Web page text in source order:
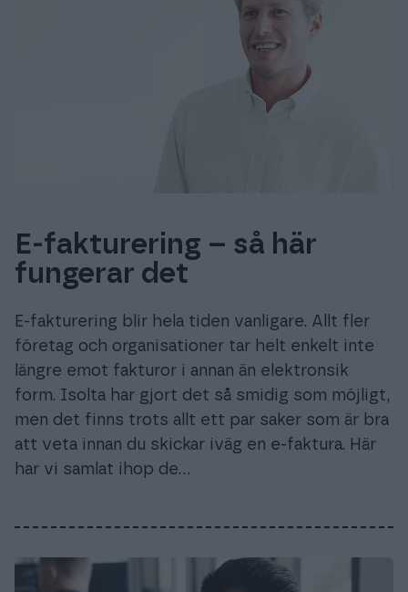
E-fakturering – så här
fungerar det
E-fakturering blir hela tiden vanligare. Allt fler
företag och organisationer tar helt enkelt inte
längre emot fakturor i annan än elektronsik
form. Isolta har gjort det så smidig som möjligt,
men det finns trots allt ett par saker som är bra
att veta innan du skickar iväg en e-faktura. Här
har vi samlat ihop de…